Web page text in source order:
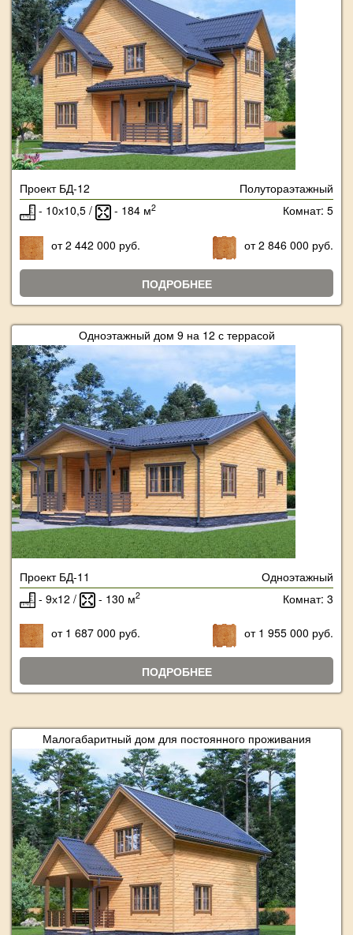
Проект БД-12
Полутораэтажный
- 10х10,5 /
- 184 м2 Комнат: 5
от 2 442 000 руб. от 2 846 000 руб.
ПОДРОБНЕЕ
Одноэтажный дом 9 на 12 с террасой
Проект БД-11
Одноэтажный
- 9х12 /
- 130 м2 Комнат: 3
от 1 687 000 руб. от 1 955 000 руб.
ПОДРОБНЕЕ
Малогабаритный дом для постоянного проживания